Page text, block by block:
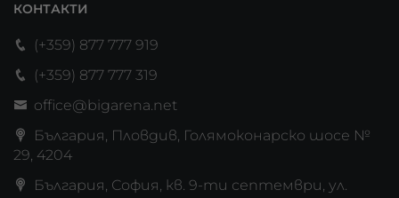
КОНТАКТИ
(+359) 877 777 919
(+359) 877 777 319
office@bigarena.net
България, Пловдив, Голямоконарско шосе №
29, 4204
България, София, кв. 9-ти септември, ул.